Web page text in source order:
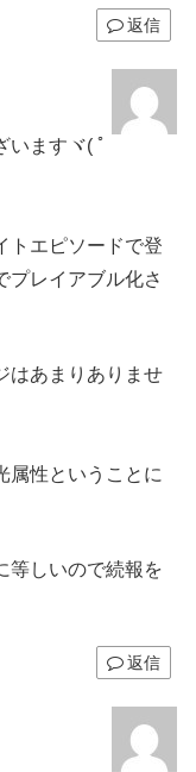
返信
いますヾ( ﾟ
トエピソードで登
プレイアブル化さ
はあまりありませ
属性ということに
等しいので続報を
返信